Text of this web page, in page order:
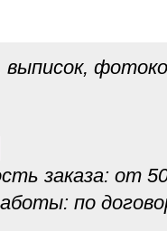
выписок,
заказа: от
по